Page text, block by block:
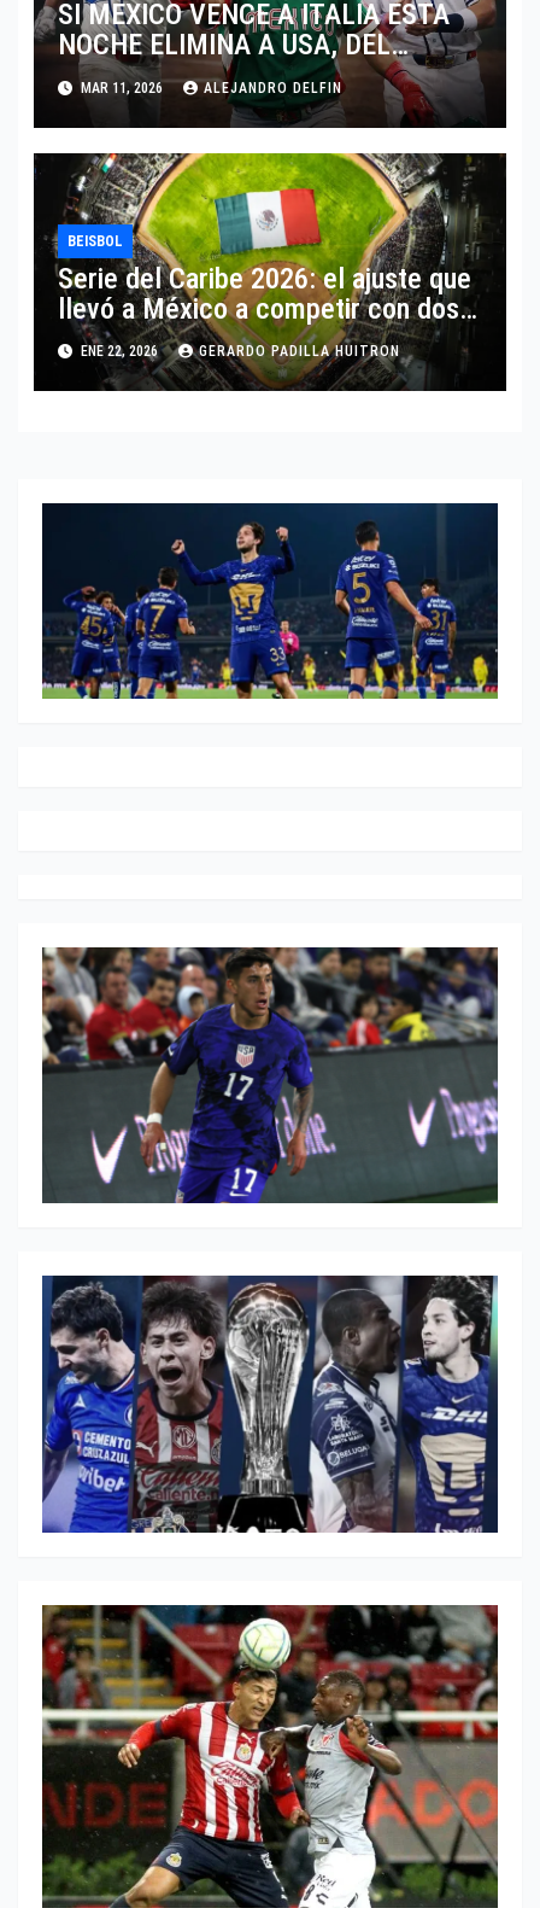
SI MEXICO VENCE A ITALIA ESTA
NOCHE ELIMINA A USA, DEL
MUNDIAL DE BEISBOL 2026
MAR 11, 2026 ALEJANDRO DELFIN
BEISBOL
Serie del Caribe 2026: el ajuste que
llevó a México a competir con dos
equipos
ENE 22, 2026 GERARDO PADILLA HUITRON